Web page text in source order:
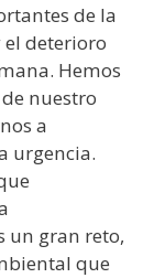
de la
deterioro
Hemos
nuestro
a
urgencia.
un gran reto,
que